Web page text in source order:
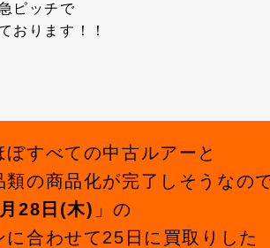
ピッチで
おります！！
ぼすべての中古ルアーと
類の商品化が完了しそうなの
28日(木) 」の
に合わせて25日に買取りした